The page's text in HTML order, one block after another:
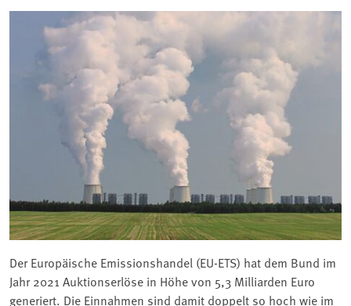
Der Europäische Emissionshandel (EU-ETS) hat dem Bund im
Jahr 2021 Auktionserlöse in Höhe von 5,3 Milliarden Euro
generiert. Die Einnahmen sind damit doppelt so hoch wie im